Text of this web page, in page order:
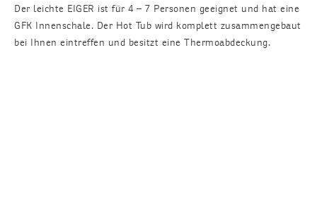
Der leichte EIGER ist für 4 – 7 Personen geeignet und hat eine
GFK Innenschale. Der Hot Tub wird komplett zusammengebaut
bei Ihnen eintreffen und besitzt eine Thermoabdeckung.